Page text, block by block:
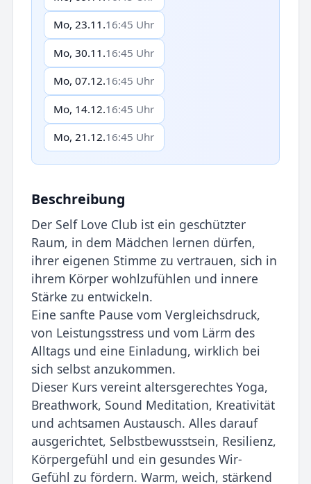
Mo, 23.11.16:45 Uhr
Mo, 30.11.16:45 Uhr
Mo, 07.12.16:45 Uhr
Mo, 14.12.16:45 Uhr
Mo, 21.12.16:45 Uhr
Beschreibung
Der Self Love Club ist ein geschützter
Raum, in dem Mädchen lernen dürfen,
ihrer eigenen Stimme zu vertrauen, sich in
ihrem Körper wohlzufühlen und innere
Stärke zu entwickeln.
Eine sanfte Pause vom Vergleichsdruck,
von Leistungsstress und vom Lärm des
Alltags und eine Einladung, wirklich bei
sich selbst anzukommen.
Dieser Kurs vereint altersgerechtes Yoga,
Breathwork, Sound Meditation, Kreativität
und achtsamen Austausch. Alles darauf
ausgerichtet, Selbstbewusstsein, Resilienz,
Körpergefühl und ein gesundes Wir-
Gefühl zu fördern. Warm, weich, stärkend